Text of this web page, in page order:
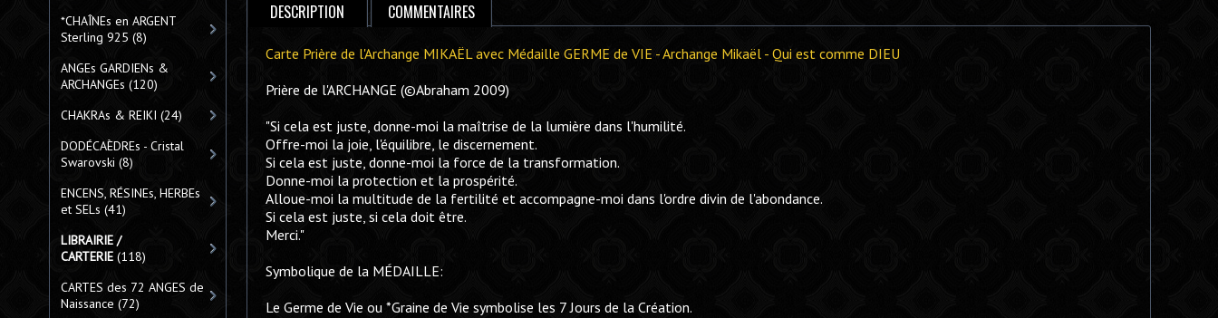
DESCRIPTION COMMENTAIRES
Carte Prière de l'Archange MIKAËL avec Médaille GERME de VIE - Archange Mikaël - Qui est comme DIEU
Prière de l'ARCHANGE (©Abraham 2009)
"Si cela est juste, donne-moi la maîtrise de la lumière dans l'humilité.
Offre-moi la joie, l'équilibre, le discernement.
Si cela est juste, donne-moi la force de la transformation.
Donne-moi la protection et la prospérité.
Alloue-moi la multitude de la fertilité et accompagne-moi dans l'ordre divin de l'abondance.
Si cela est juste, si cela doit être.
Merci."
Symbolique de la MÉDAILLE:
Le Germe de Vie ou *Graine de Vie symbolise les 7 Jours de la Création.
*CHAÎNEs en ARGENT
Sterling 925 (8)
ANGEs GARDIENs &
ARCHANGEs (120)
CHAKRAs & REIKI (24)
DODÉCAÈDREs - Cristal
Swarovski (8)
ENCENS, RÉSINEs, HERBEs
et SELs (41)
LIBRAIRIE /
CARTERIE(118)
CARTES des 72 ANGES de
Naissance (72)